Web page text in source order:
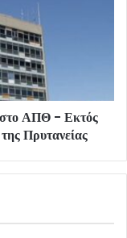
στο ΑΠΘ - Εκτός
Πρυτανείας